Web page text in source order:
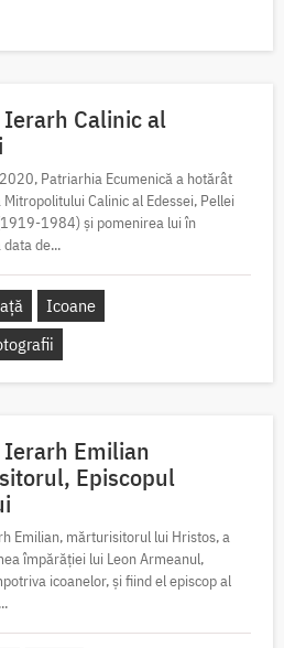
Calinic al
Patriarhia Ecumenică a hotărât
Calinic al Edessei, Pellei
1984) și pomenirea lui în
de...
Icoane
Emilian
Episcopul
Emilian, mărturisitorul lui Hristos, a
împărăției lui Leon Armeanul,
icoanelor, și fiind el episcop al